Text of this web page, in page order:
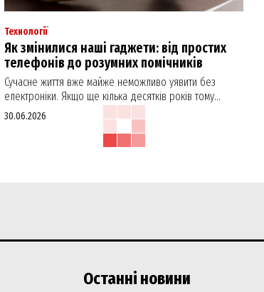
Технології
Як змінилися наші гаджети: від простих
телефонів до розумних помічників
Сучасне життя вже майже неможливо уявити без
електроніки. Якщо ще кілька десятків років тому...
30.06.2026
Останні новини